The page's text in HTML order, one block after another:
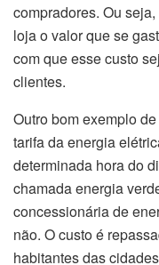
compradores. Ou
loja o valor que se
com que esse custo
clientes.
Outro bom exemplo
tarifa da energia
determinada hora do
chamada energia
concessionária de
não. O custo é
habitantes das